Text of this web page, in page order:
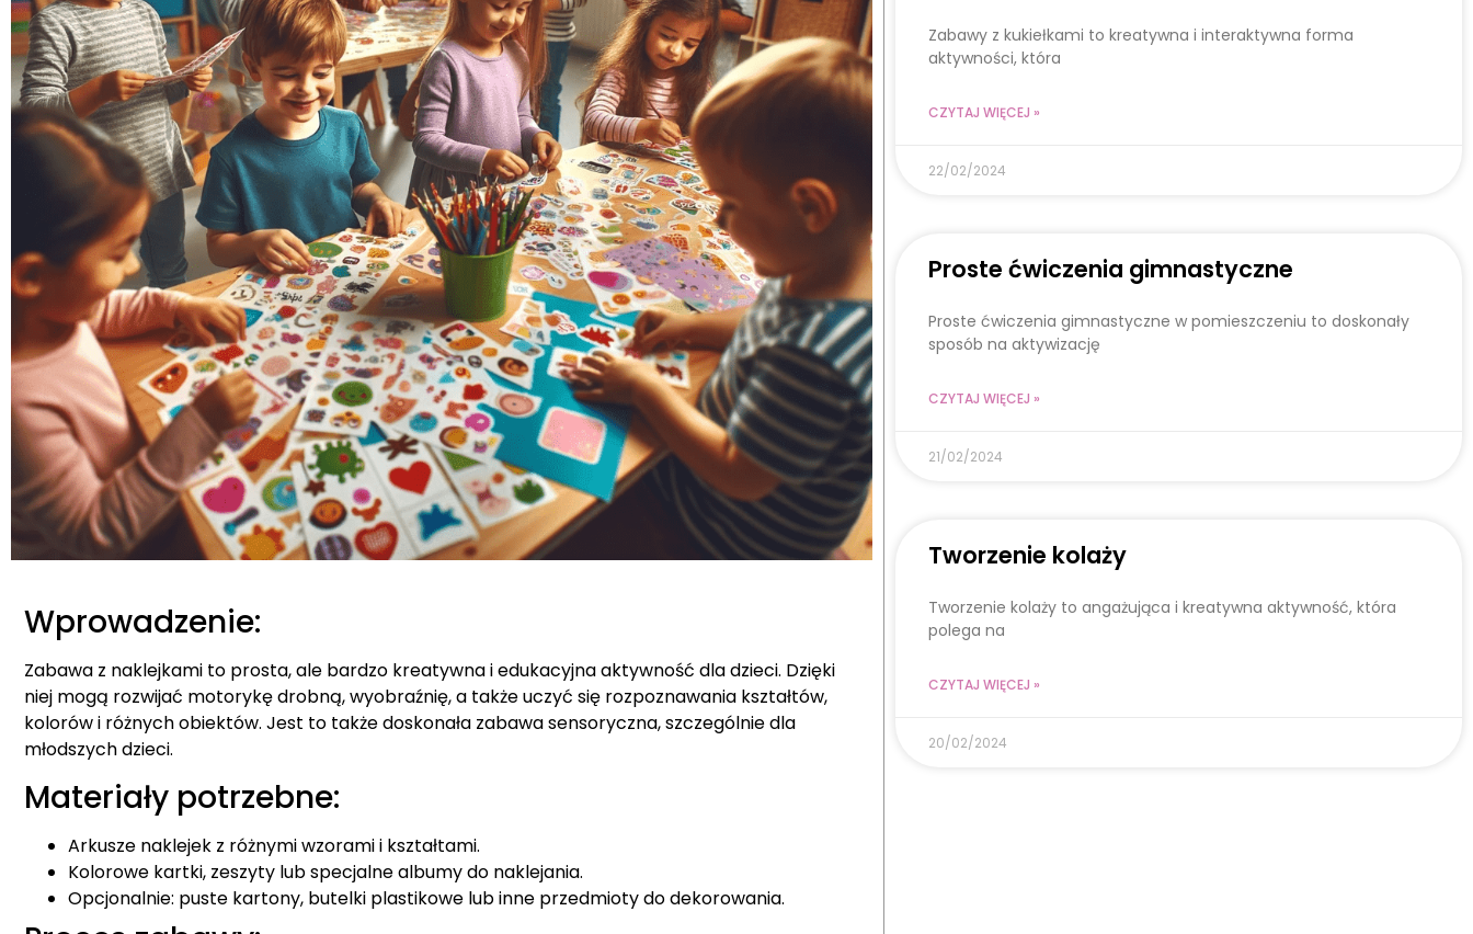
Wprowadzenie:
Zabawa z naklejkami to prosta, ale bardzo kreatywna i edukacyjna aktywność dla dzieci. Dzięki
niej mogą rozwijać motorykę drobną, wyobraźnię, a także uczyć się rozpoznawania kształtów,
kolorów i różnych obiektów. Jest to także doskonała zabawa sensoryczna, szczególnie dla
młodszych dzieci.
Materiały potrzebne:
Arkusze naklejek z różnymi wzorami i kształtami.
Kolorowe kartki, zeszyty lub specjalne albumy do naklejania.
Opcjonalnie: puste kartony, butelki plastikowe lub inne przedmioty do dekorowania.
Zabawy z kukiełkami to kreatywna i interaktywna forma
aktywności, która
CZYTAJ WIĘCEJ »
22/02/2024
Proste ćwiczenia gimnastyczne
Proste ćwiczenia gimnastyczne w pomieszczeniu to doskonały
sposób na aktywizację
CZYTAJ WIĘCEJ »
21/02/2024
Tworzenie kolaży
Tworzenie kolaży to angażująca i kreatywna aktywność, która
polega na
CZYTAJ WIĘCEJ »
20/02/2024